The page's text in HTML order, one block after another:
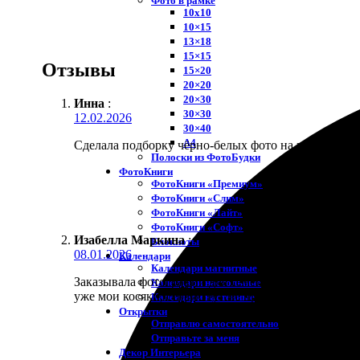
10х10
10×15
13×18
15×15
15×20
20×20
20×30
30×30
30×40
A4
Полоски из ФотоБудки
ФотоКниги
ФотоКниги «Премиум»
ФотоКниги «Слим»
ФотоКниги «Лайт»
ФотоКниги «Софт»
Блокноты
Календари
Календари магнитные
Календари настольные
Календари настенные
Открытки
Отправлю самостоятельно
Отправьте за меня
Декор Интерьера
Отзывы
Инна :
12.02.2026
Сделала подборку чёрно-белых фото на полосках,
Изабелла Маркина :
08.01.2026
Заказывала фотографии для семейного альбома,
уже мои косяки, сервис тут не при чем.